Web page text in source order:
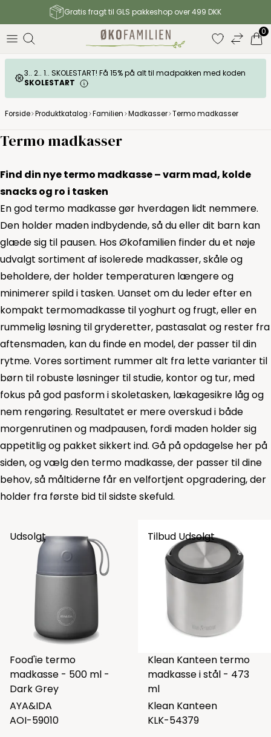
Gratis fragt til GLS pakkeshop over 499 DKK
0
3.. 2.. 1.. SKOLESTART! Få 15% på alt til madpakken med koden
SKOLESTART
Forside Produktkatalog Familien Madkasser Termo madkasser
Termo madkasser
Find din nye termo madkasse – varm mad, kolde
snacks og ro i tasken
En god termo madkasse gør hverdagen lidt nemmere.
Den holder maden indbydende, så du eller dit barn kan
glæde sig til pausen. Hos Økofamilien finder du et nøje
udvalgt sortiment af isolerede madkasser, skåle og
beholdere, der holder temperaturen længere og
minimerer spild i tasken. Uanset om du leder efter en
kompakt termomadkasse til yoghurt og frugt, eller en
rummelig løsning til gryderetter, pastasalat og rester fra
aftensmaden, kan du finde en model, der passer til din
rytme. Vores sortiment rummer alt fra lette varianter til
børn til robuste løsninger til studie, kontor og tur, med
fokus på god pasform i skoletasken, lækagesikre låg og
nem rengøring. Resultatet er mere overskud i både
morgenrutinen og madpausen, fordi maden holder sig
appetitlig og pakket sikkert ind. Gå på opdagelse her på
siden, og vælg den termo madkasse, der passer til dine
behov, så måltiderne får en velfortjent opgradering, der
holder fra første bid til sidste skefuld.
Udsolgt
Food'ie termo
madkasse - 500 ml -
Dark Grey
AYA&IDA
AOI-59010
Tilbud Udsolgt
Klean Kanteen termo
madkasse i stål - 473
ml
Klean Kanteen
KLK-54379